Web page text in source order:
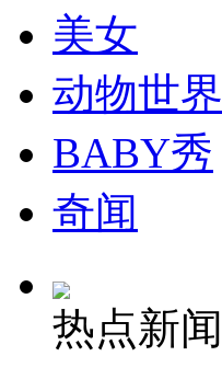
美女
动物世界
BABY秀
奇闻
热点新闻